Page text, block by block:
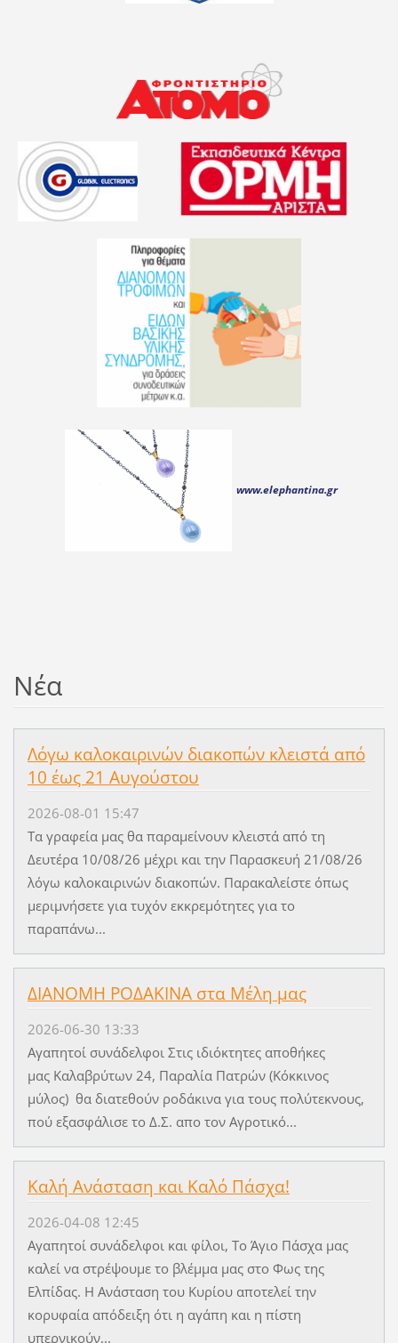
www.elephantina.gr
Νέα
Λόγω καλοκαιρινών διακοπών κλειστά από
10 έως 21 Αυγούστου
2026-08-01 15:47
Τα γραφεία μας θα παραμείνουν κλειστά από τη
Δευτέρα 10/08/26 μέχρι και την Παρασκευή 21/08/26
λόγω καλοκαιρινών διακοπών. Παρακαλείστε όπως
μεριμνήσετε για τυχόν εκκρεμότητες για το
παραπάνω...
ΔΙΑΝΟΜΗ ΡΟΔΑΚΙΝΑ στα Μέλη μας
2026-06-30 13:33
Αγαπητοί συνάδελφοι Στις ιδιόκτητες αποθήκες
μας Καλαβρύτων 24, Παραλία Πατρών (Κόκκινος
μύλος) θα διατεθούν ροδάκινα για τους πολύτεκνους,
πού εξασφάλισε το Δ.Σ. απο τον Αγροτικό...
Καλή Ανάσταση και Καλό Πάσχα!
2026-04-08 12:45
Αγαπητοί συνάδελφοι και φίλοι, Το Άγιο Πάσχα μας
καλεί να στρέψουμε το βλέμμα μας στο Φως της
Ελπίδας. Η Ανάσταση του Κυρίου αποτελεί την
κορυφαία απόδειξη ότι η αγάπη και η πίστη
υπερνικούν...